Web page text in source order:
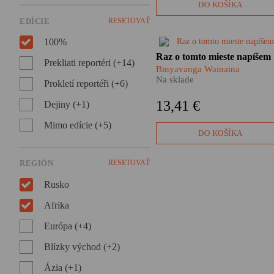
EDÍCIE RESETOVAŤ
100%
Prekliati reportéri (+14)
Prokletí reportéři (+6)
Dejiny (+1)
Mimo edície (+5)
REGIÓN RESETOVAŤ
Rusko
Afrika
Európa (+4)
Blízky východ (+2)
Ázia (+1)
sa dá čítať ako pôvabný príbeh
chlapca strateného vo víre
veľkého sveta, ale aj ako
znepokojivý obraz druhej
polovice dvadsiateho storočia,
anarchia, brutalita i nenávisť.
DO KOŠÍKA
Naše predstavy o Afrike stále
ovládajú viac predsudky a
ošúchané klišé ako reálne
skúsenosť sprostredkuje.
Raz o tomto mieste napíšem
Binyavanga Wainaina
Na sklade
13,41 €
DO KOŠÍKA